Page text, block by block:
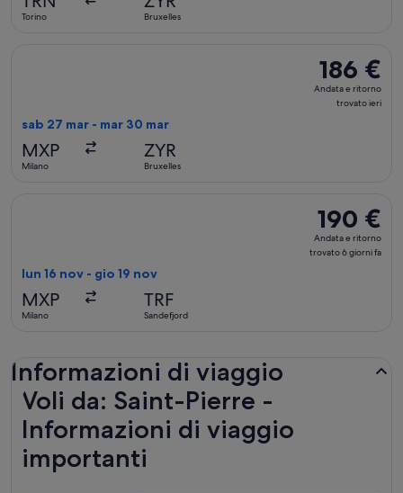
Torino Bruxelles
186 €
Andata
186 €
Andata e ritorno
trovato ieri
sab 27 mar - mar 30 mar
MXP
Milano
ZYR
Bruxelles
190 €
Andata
e
190 €
Andata e ritorno
trovato 6 giorni fa
lun 16 nov - gio 19 nov
MXP
Milano
TRF
Sandefjord
Informazioni di viaggio
Voli da: Saint-Pierre -
Informazioni di viaggio
importanti